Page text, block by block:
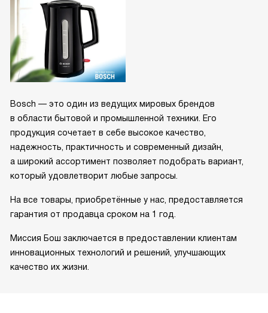
Bosch — это один из ведущих мировых брендов
в области бытовой и промышленной техники. Его
продукция сочетает в себе высокое качество,
надежность, практичность и современный дизайн,
а широкий ассортимент позволяет подобрать вариант,
который удовлетворит любые запросы.
На все товары, приобретённые у нас, предоставляется
гарантия от продавца сроком на 1 год.
Миссия Бош заключается в предоставлении клиентам
инновационных технологий и решений, улучшающих
качество их жизни.